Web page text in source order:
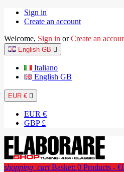
Sign in
Create an account
Welcome, Sign in or Create an
English GB 
Italiano
English GB
EUR € 
EUR €
GBP £
shopping_cart Basket: 0 Products -